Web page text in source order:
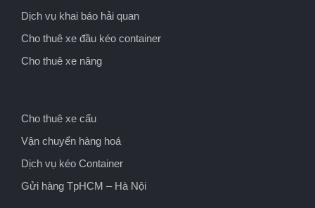
Dịch vụ khai báo hải quan
Cho thuê xe đầu kéo container
Cho thuê xe nâng
Cho thuê xe cẩu
Vận chuyển hàng hoá
Dịch vụ kéo Container
Gửi hàng TpHCM – Hà Nội